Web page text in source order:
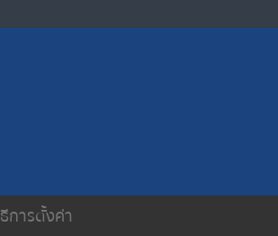
โยบายความเป็นส่วนตัว
การตั้งค่า